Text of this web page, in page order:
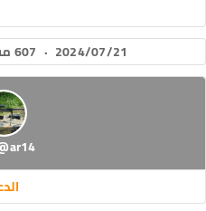
2024/07/21
· 607 مشاهدة